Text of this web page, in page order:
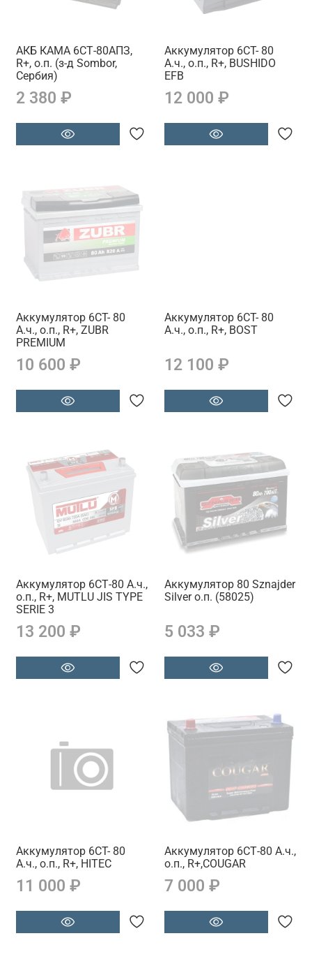
АКБ КАМА 6СТ-80АПЗ,
R+, о.п. (з-д Sombor,
Сербия)
2 380 ₽
Аккумулятор 6CT- 80
А.ч., о.п., R+, BUSHIDO
EFB
12 000 ₽
Аккумулятор 6CT- 80
А.ч., о.п., R+, ZUBR
PREMIUM
10 600 ₽
Аккумулятор 6CT- 80
А.ч., о.п., R+, BOST
12 100 ₽
Аккумулятор 6СТ-80 А.ч.,
о.п., R+, MUTLU JIS TYPE
SERIE 3
13 200 ₽
Аккумулятор 80 Sznajder
Silver о.п. (58025)
5 033 ₽
Аккумулятор 6CT- 80
А.ч., о.п., R+, HITEC
11 000 ₽
Аккумулятор 6СТ-80 А.ч.,
о.п., R+,COUGAR
7 000 ₽